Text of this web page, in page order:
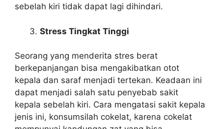
sebelah kiri tidak dapat lagi dihindari.
Stress Tingkat Tinggi
Seorang yang menderita stres berat
berkepanjangan bisa mengakibatkan otot
kepala dan saraf menjadi tertekan. Keadaan ini
dapat menjadi salah satu penyebab sakit
kepala sebelah kiri. Cara mengatasi sakit kepala
jenis ini, konsumsilah cokelat, karena cokelat